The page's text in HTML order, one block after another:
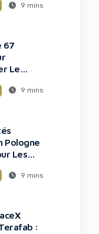
9 mins
67
Le
9 mins
Pologne
Les
9 mins
: